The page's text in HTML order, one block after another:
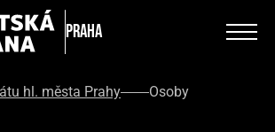
Praha
hl. města Prahy Osoby